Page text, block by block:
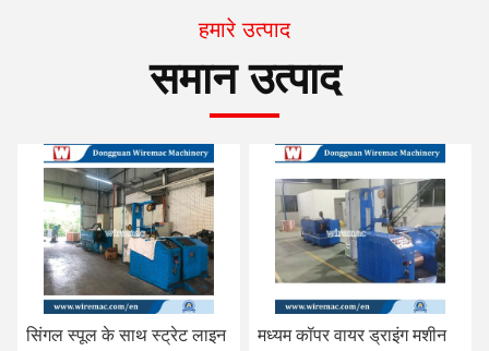
हमारे उत्पाद
समान उत्पाद
सिंगल स्पूल के साथ स्ट्रेट लाइन
मध्यम कॉपर वायर ड्राइंग मशीन